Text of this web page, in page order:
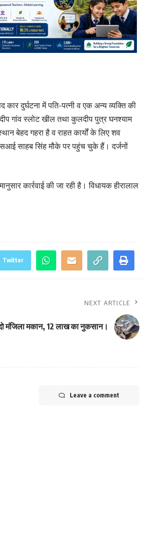
दुर्घटना में पति-पत्नी व एक अन्य व्यक्ति की
गांव स्लोट खील तथा कुलदीप पुत्र घनश्याम
बेहद गहरा है व राहत कार्यों के लिए शव
साहब सिंह मौके पर पहुंच चुके हैं। दर्जनों
कार्रवाई की जा रही है। विधायक हीरालाल
Twitter
NEXT ARTICLE
मंजिला मकान, 12 लाख का नुकसान।
Leave a comment